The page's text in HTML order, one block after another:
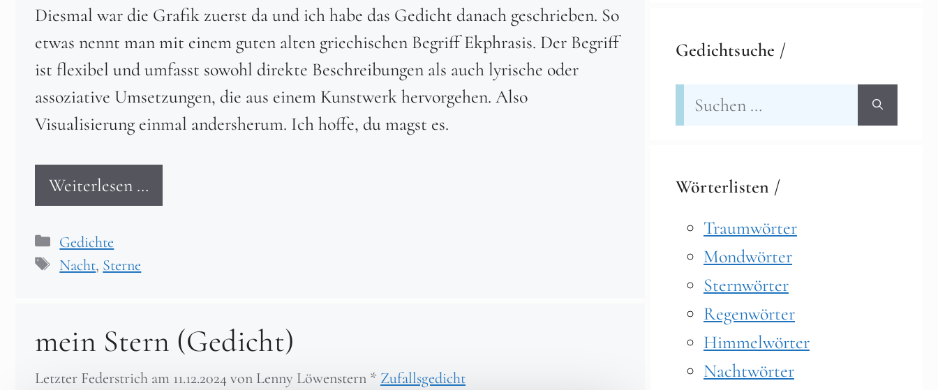
Diesmal war die Grafik zuerst da und ich habe das Gedicht danach geschrieben. So
etwas nennt man mit einem guten alten griechischen Begriff Ekphrasis. Der Begriff
ist flexibel und umfasst sowohl direkte Beschreibungen als auch lyrische oder
assoziative Umsetzungen, die aus einem Kunstwerk hervorgehen. Also
Visualisierung einmal andersherum. Ich hoffe, du magst es.
Weiterlesen …
Kategorien
Gedichte
Schlagwörter
Nacht, Sterne
mein Stern (Gedicht)
Letzter Federstrich am 11.12.2024von Lenny Löwenstern * Zufallsgedicht
Gedichtsuche /
Suchen
nach:
Wörterlisten /
Traumwörter
Mondwörter
Sternwörter
Regenwörter
Himmelwörter
Nachtwörter